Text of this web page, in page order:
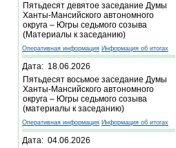
Пятьдесят девятое заседание Думы
Ханты-Мансийского автономного
округа – Югры седьмого созыва
(Материалы к заседанию)
Оперативная информация Информация об итогах
Дата: 18.06.2026
Пятьдесят восьмое заседание Думы
Ханты-Мансийского автономного
округа – Югры седьмого созыва
(материалы к заседанию)
Оперативная информация Информация об итогах
Дата: 04.06.2026